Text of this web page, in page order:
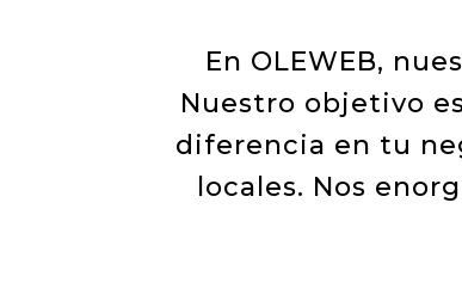
En OLEWEB,
Nuestro objetivo
diferencia en tu
locales. Nos